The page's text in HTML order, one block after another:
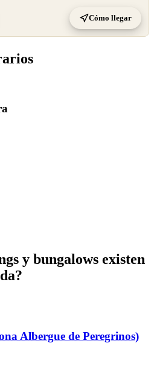
Cómo llegar
y bungalows existen
Albergue de Peregrinos)